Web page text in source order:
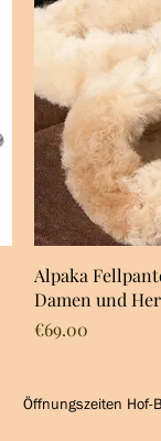
Alpaka
Damen und
Price
€69.00
Öffnungszeiten Hof-